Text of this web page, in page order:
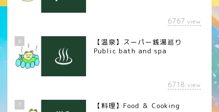
6767 view
6
【温泉】スーパー銭湯巡り
Public bath and spa
6718 view
7 【料理】Food ＆ Cooking